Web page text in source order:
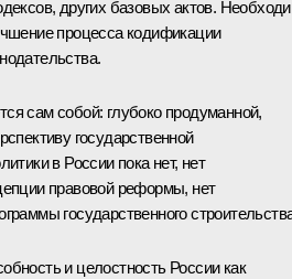
других базовых актов.
процесса кодификации
сам собой: глубоко продуманной,
государственной
в России пока нет, нет
правовой реформы, нет
государственного
и целостность России как